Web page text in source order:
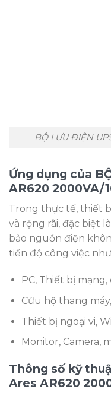
BỘ LƯU ĐIỆN
Ứng dụng của
AR620 2000VA/
Trong thực tế, thiết
và rộng rãi, đặc biệt
bảo nguồn điện
tiến độ công việc
PC, Thiết bị
Cứu hộ thang
Thiết bị ngoại vi,
Monitor, Camera,
Thông số kỹ
Ares AR620